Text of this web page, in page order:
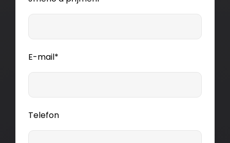
E-mail*
Telefon